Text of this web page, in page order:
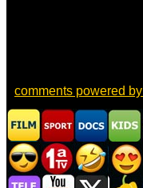
comments powered by